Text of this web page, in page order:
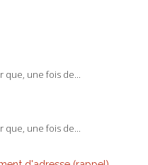
que, une fois de...
que, une fois de...